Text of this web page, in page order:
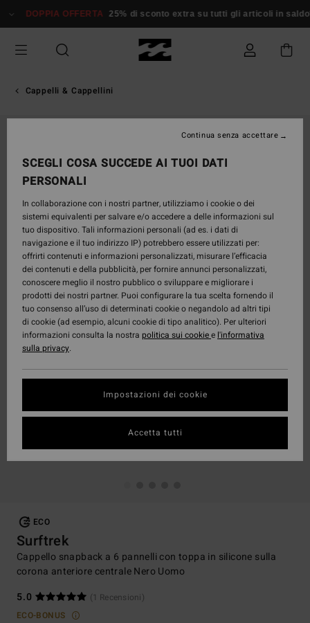
alle
prodotto
DOPPIA OFFERTA 25% di sconto extra su tutti gli articoli in saldo*
Cappelli & Cappellini
ECO
Surftrek
Cappello snapback a 6 pannelli con toppa in silicone sulla
corona anteriore centrale Nero Uomo
5.0
(1 Recensioni)
ECO-BONUS
SCEGLI COSA SUCCEDE AI TUOI DATI
PERSONALI
In collaborazione con i nostri partner, utilizziamo i cookie o dei
sistemi equivalenti per salvare e/o accedere a delle informazioni sul
tuo dispositivo. Tali informazioni personali (ad es. i dati di
navigazione e il tuo indirizzo IP) potrebbero essere utilizzati per:
offrirti contenuti e informazioni personalizzati, misurare l’efficacia
dei contenuti e della pubblicità, per fornire annunci personalizzati,
conoscere meglio il nostro pubblico o sviluppare e migliorare i
prodotti dei nostri partner. Puoi configurare la tua scelta fornendo il
tuo consenso all’uso di determinati cookie o negandolo ad altri tipi
di cookie (ad esempio, alcuni cookie di tipo analitico). Per ulteriori
informazioni consulta la nostra politica sui cookiee l'informativa
sulla privacy.
Impostazioni dei cookie
Continua senza accettare
Accetta tutti